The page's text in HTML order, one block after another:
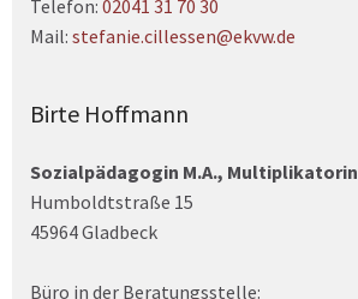
Telefon: 02041 31 70 30
Mail: stefanie.cillessen@ekvw.de
Birte Hoffmann
Sozialpädagogin M.A., Multiplikatorin
Humboldtstraße 15
45964 Gladbeck
Büro in der Beratungsstelle: